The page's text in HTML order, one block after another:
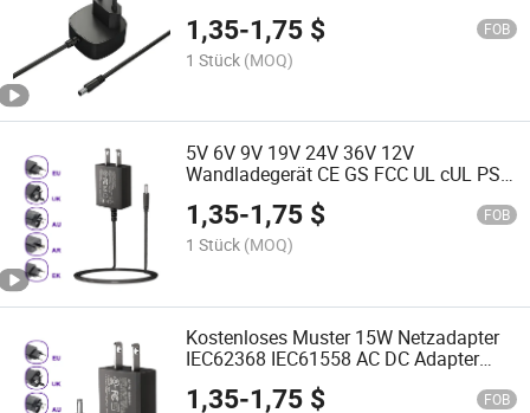
WLAN-Router DC-Adapter
1,35-1,75 $ FOB
1 Stück (MOQ)
5V 6V 9V 19V 24V 36V 12V
Wandladegerät CE GS FCC UL cUL PSE
Kc Kcc RoHS C-Tick SAA AC/DC
Netzadapter 12V 1A 2A 3A 4A
Stromversorgungsladegerät für TV-Box
1,35-1,75 $ FOB
1 Stück (MOQ)
Kostenloses Muster 15W Netzadapter
IEC62368 IEC61558 AC DC Adapter
PSE UL FCC CE GS C-Tick SAA RoHS
AC Adapter
1,35-1,75 $ FOB